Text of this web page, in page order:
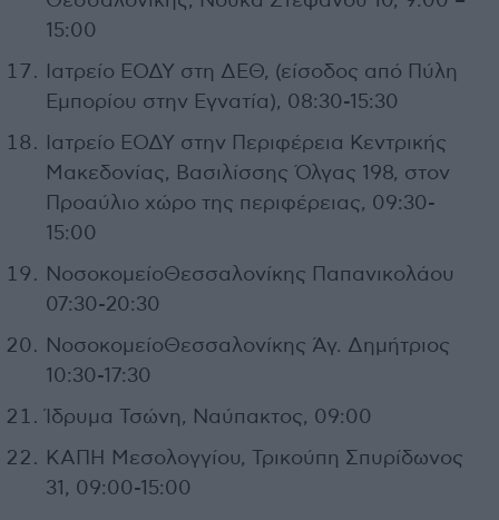
15:00
Ιατρείο ΕΟΔΥ στη ΔΕΘ, (είσοδος από Πύλη
Εμπορίου στην Εγνατία), 08:30-15:30
Ιατρείο ΕΟΔΥ στην Περιφέρεια Κεντρικής
Μακεδονίας, Βασιλίσσης Όλγας 198, στον
Προαύλιο χώρο της περιφέρειας, 09:30-
15:00
ΝοσοκομείοΘεσσαλονίκης Παπανικολάου
07:30-20:30
ΝοσοκομείοΘεσσαλονίκης Άγ. Δημήτριος
10:30-17:30
Ίδρυμα Τσώνη, Ναύπακτος, 09:00
ΚΑΠΗ Μεσολογγίου, Τρικούπη Σπυρίδωνος
31, 09:00-15:00